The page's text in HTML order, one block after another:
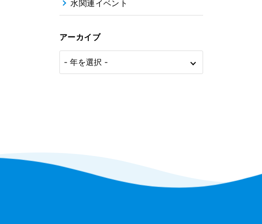
水関連イベント
アーカイブ